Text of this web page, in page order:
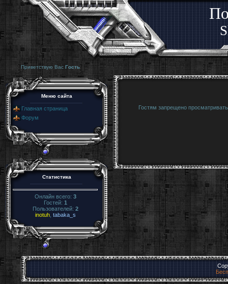
Приветствую Вас Гость
Меню сайта
Главная страница
Форум
Статистика
Онлайн всего: 3
Гостей: 1
Пользователей: 2
inotuh, tabaka_s
Гостям запрещено